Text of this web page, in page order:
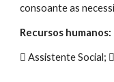
consoante as
Recursos humanos:
 Assistente Social;